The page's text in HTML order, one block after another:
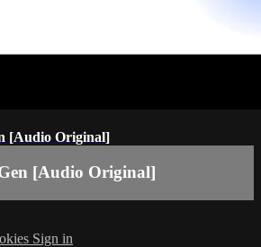
[Audio Original]
[Audio Original]
Sign in